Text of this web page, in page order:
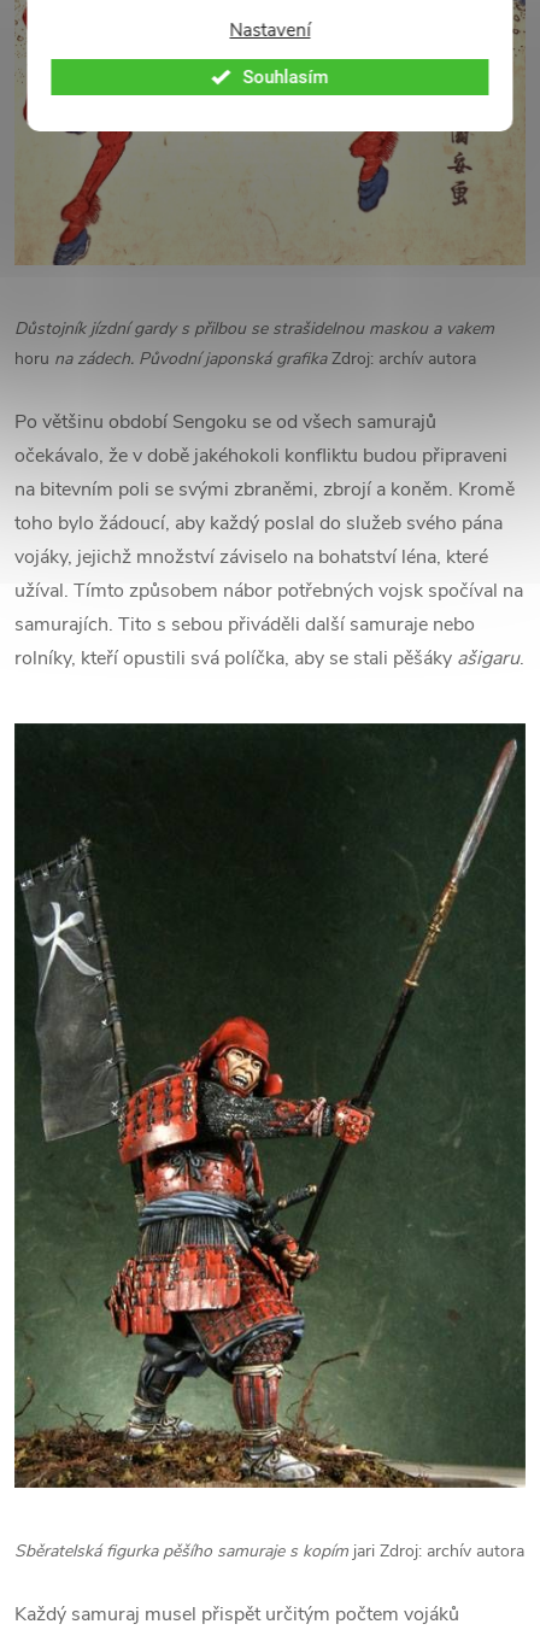
Nastavení
Souhlasím
Důstojník jízdní gardy s přilbou se strašidelnou maskou a vakem
horu na zádech. Původní japonská grafikaZdroj: archív autora
Po většinu období Sengoku se od všech samurajů
očekávalo, že v době jakéhokoli konfliktu budou připraveni
na bitevním poli se svými zbraněmi, zbrojí a koněm. Kromě
toho bylo žádoucí, aby každý poslal do služeb svého pána
vojáky, jejichž množství záviselo na bohatství léna, které
užíval. Tímto způsobem nábor potřebných vojsk spočíval na
samurajích. Tito s sebou přiváděli další samuraje nebo
rolníky, kteří opustili svá políčka, aby se stali pěšáky ašigaru.
Sběratelská figurka pěšího samuraje s kopím jari Zdroj: archív autora
Každý samuraj musel přispět určitým počtem vojáků